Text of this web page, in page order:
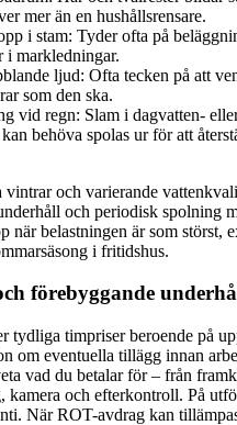
mer än en hushållsrensare.
i stam: Tyder ofta på
i markledningar.
ljud: Ofta tecken på att
som den ska.
vid regn: Slam i dagvatten-
behöva spolas ur för att
och varierande
och periodisk spolning
när belastningen är som störst,
i fritidshus.
förebyggande
tydliga timpriser beroende på
om eventuella tillägg innan
vad du betalar för – från
och efterkontroll. På
När ROT-avdrag kan